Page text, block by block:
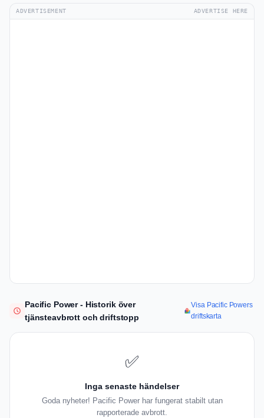
ADVERTISEMENT ADVERTISE HERE
Pacific Power - Historik över
tjänsteavbrott och driftstopp
Visa Pacific Powers
driftskarta
✅
Inga senaste händelser
Goda nyheter! Pacific Power har fungerat stabilt utan
rapporterade avbrott.